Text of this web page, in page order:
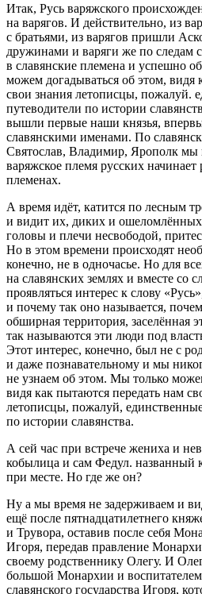
Итак, Русь варяжского
на варягов. И действительно, из
с братьями, из варягов пришли
дружинами и варяги же по следам
в славянские племена и успешно
можем догадываться об этом, видя
свои знания летописцы, пожалуй.
путеводители по истории
вышли первые наши князья,
славянскими именами. По
Святослав, Владимир, Ярополк мы
варяжское племя русских начинает
племенах.
А время идёт, катится по лесным
и видит их, диких и
головы и плечи несвободой,
Но в этом времени происходят
конечно, не в одночасье. Но для
на славянских землях и вместе со
проявляться интерес к слову
и почему так оно называется,
обширная территория, заселённая
так называются эти люди под
Этот интерес, конечно, был не с
и даже познавательному и мы
не узнаем об этом. Мы только
видя как пытаются передать нам
летописцы, пожалуй,
по истории славянства.
А сей час при встрече жениха и
кобылица и сам Федул.
при месте. Но где же он?
Ну а мы время не задерживаем и
ещё после пятнадцатилетнего
и Трувора, оставив после себя
Игоря, передав правление
своему родственнику Олегу. И
большой Монархии и воспитателем
славянского государства Игоря,